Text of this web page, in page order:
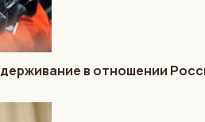
в отношении